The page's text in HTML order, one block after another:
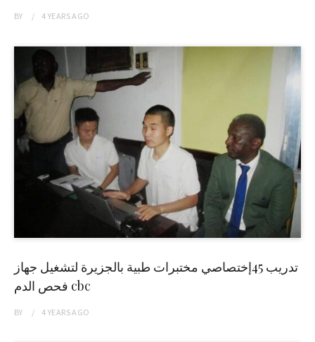
BY 4 YEARSAGO
تدريب 45إختصاصي مختبرات طبية بالجزيرة لتشغيل جهاز
فحص الدم cbc
BY 4 YEARSAGO